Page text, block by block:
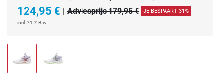
124,95 € | Adviesprijs 179,95 € JE BESPAART 31%
incl. 21 % Btw.